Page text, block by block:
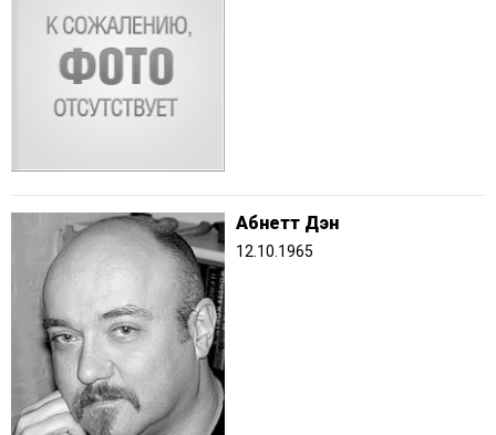
Абнетт Дэн
12.10.1965